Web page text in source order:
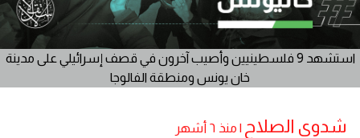
استشهد 9 فلسطينيين وأصيب آخرون في قصف إسرائيلي على مدينة
خان يونس ومنطقة الفالوجا
شدوى الصلاح | منذ ٦ أشهر